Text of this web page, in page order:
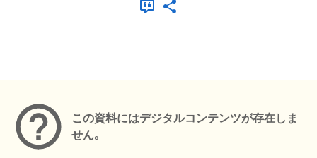
この資料にはデジタルコンテンツが存在しま
せん。